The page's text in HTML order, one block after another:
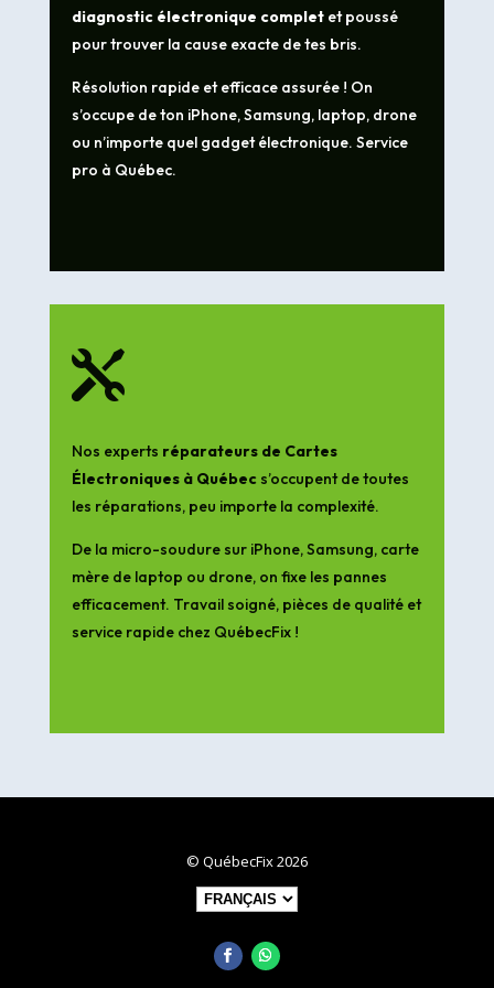
diagnostic électronique completet poussé
pour trouver la cause exacte de tes bris.
Résolution rapide et efficace assurée ! On
s’occupe de ton iPhone, Samsung, laptop, drone
ou n’importe quel gadget électronique. Service
pro à Québec.

Nos experts réparateurs de Cartes
Électroniques à Québecs’occupent de toutes
les réparations, peu importe la complexité.
De la micro-soudure sur iPhone, Samsung, carte
mère de laptop ou drone, on fixe les pannes
efficacement. Travail soigné, pièces de qualité et
service rapide chez QuébecFix !
© QuébecFix 2026